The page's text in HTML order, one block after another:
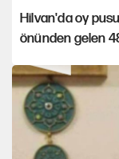
Hilvan'da oy
önünden gelen